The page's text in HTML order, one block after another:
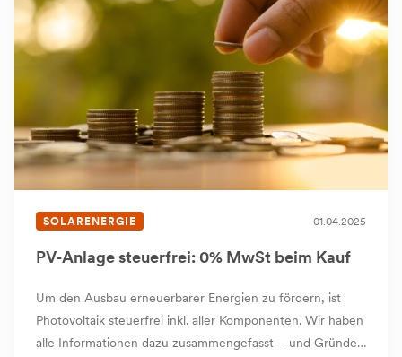
SOLARENERGIE 01.04.2025
PV-Anlage steuerfrei: 0% MwSt beim Kauf
Um den Ausbau erneuerbarer Energien zu fördern, ist
Photovoltaik steuerfrei inkl. aller Komponenten. Wir haben
alle Informationen dazu zusammengefasst – und Gründe